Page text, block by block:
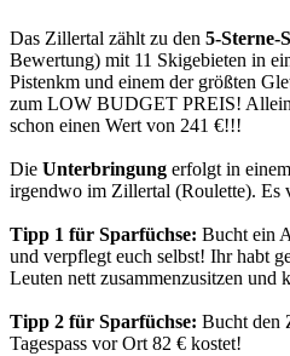
Das Zillertal zählt zu den 5-Sterne-
Bewertung) mit 11 Skigebieten in
Pistenkm und einem der größten
zum LOW BUDGET PREIS! Allein
schon einen Wert von 241 €!!!
Die Unterbringung erfolgt in
irgendwo im Zillertal (Roulette). Es
Tipp 1 für Sparfüchse: Bucht ein
und verpflegt euch selbst! Ihr habt
Leuten nett zusammenzusitzen und
Tipp 2 für Sparfüchse: Bucht den
Tagespass vor Ort 82 € kostet!